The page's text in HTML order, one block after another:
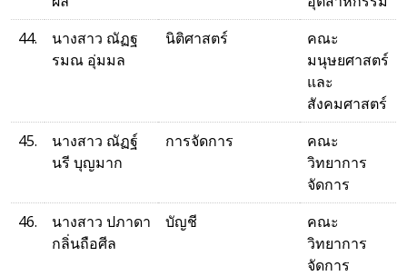
44.
นางสาว ณัฏฐ
รมณ อุ่มมล
นิติศาสตร์
คณะ
มนุษยศาสตร์
และ
สังคมศาสตร์
45.
นางสาว ณัฏฐ์
นรี บุญมาก
การจัดการ
คณะ
วิทยาการ
จัดการ
46.
นางสาว ปภาดา
กลิ่นถือศีล
บัญชี
คณะ
วิทยาการ
จัดการ